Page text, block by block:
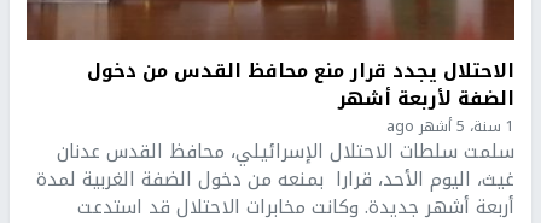
الاحتلال يجدد قرار منع محافظ القدس من دخول
الضفة لأربعة أشهر
1 سنة، 5 أشهر ago
سلمت سلطات الاحتلال الإسرائيلي، محافظ القدس عدنان
غيث، اليوم الأحد، قرارا بمنعه من دخول الضفة الغربية لمدة
أربعة أشهر جديدة. وكانت مخابرات الاحتلال قد استدعت